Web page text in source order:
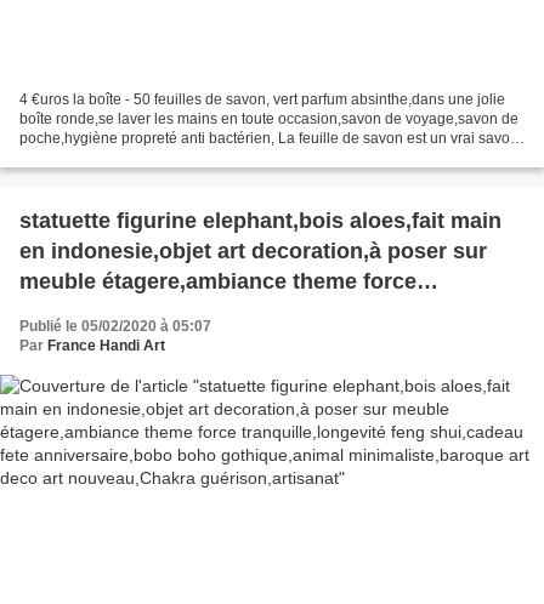
4 €uros la boîte - 50 feuilles de savon, vert parfum absinthe,dans une jolie
boîte ronde,se laver les mains en toute occasion,savon de voyage,savon de
poche,hygiène propreté anti bactérien, La feuille de savon est un vrai savon
statuette figurine elephant,bois aloes,fait main
en indonesie,objet art decoration,à poser sur
meuble étagere,ambiance theme force
tranquille,longevité feng shui,cadeau fete
anniversaire,bobo boho gothique,animal
nouveau,Chakra guérison,artisanat
Publié le 05/02/2020 à 05:07
Par France Handi Art